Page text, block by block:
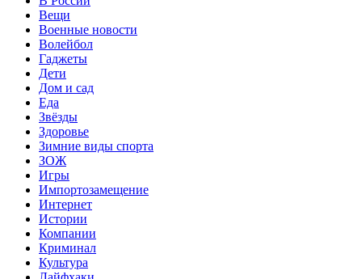
Вещи
Военные новости
Волейбол
Гаджеты
Дети
Дом и сад
Еда
Звёзды
Здоровье
Зимние виды спорта
ЗОЖ
Игры
Импортозамещение
Интернет
Истории
Компании
Криминал
Культура